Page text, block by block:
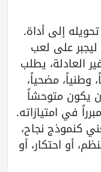
إلى أداة.
على لعب
العادلة، يطلب
وطنياً، مضحياً،
يكون متوحشاً
في امتيازاته.
كنموذج نجاح،
أو احتكار، أو